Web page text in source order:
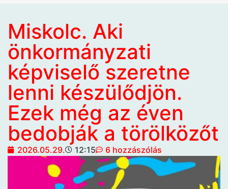
Miskolc. Aki
önkormányzati
képviselő szeretne
lenni készülődjön.
Ezek még az éven
bedobják a törölközőt
2026.05.29. 12:15 6 hozzászólás